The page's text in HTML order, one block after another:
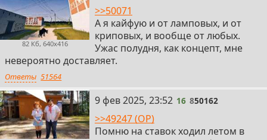
82 Кб, 640x416
>>50071
А я кайфую и от ламповых, и от
криповых, и вообще от любых.
Ужас полудня, как концепт, мне
невероятно доставляет.
Ответы 51564
16
9 фев 2025, 23:52 16 850162
>>49247 (OP)
Помню на ставок ходил летом в